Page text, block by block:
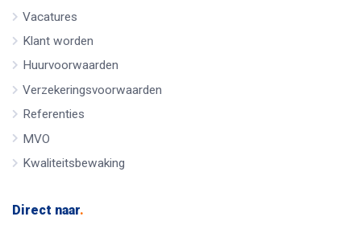
Vacatures
Klant worden
Huurvoorwaarden
Verzekeringsvoorwaarden
Referenties
MVO
Kwaliteitsbewaking
Direct naar.